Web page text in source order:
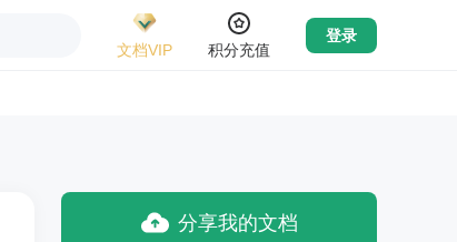
文档VIP
积分充值
登录
分享我的文档